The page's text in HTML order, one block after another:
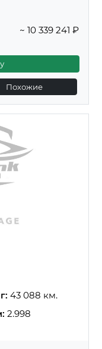
~ 10 339 241 ₽
Похожие
43 088 км.
2.998